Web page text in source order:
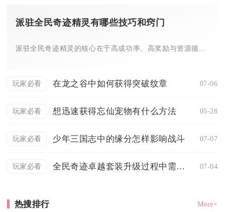
派驻全民奇迹精灵有哪些技巧和窍门
玩家必看 在龙之谷中如何获得突破纹章 07-06
玩家必看 想迅速获得忘仙宠物有什么方法 05-28
玩家必看 少年三国志中的缘分怎样影响战斗 07-07
玩家必看 全民奇迹卓越套装升级过程中需要注意什么 07-04
热搜排行 More+